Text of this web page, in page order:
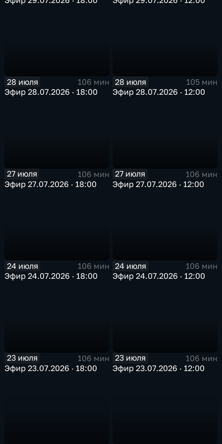
28 июля
106 мин
Эфир 28.07.2026 · 18:00
28 июля
105 мин
Эфир 28.07.2026 · 12:00
27 июля
106 мин
Эфир 27.07.2026 · 18:00
27 июля
106 мин
Эфир 27.07.2026 · 12:00
24 июля
106 мин
Эфир 24.07.2026 · 18:00
24 июля
106 мин
Эфир 24.07.2026 · 12:00
23 июля
106 мин
Эфир 23.07.2026 · 18:00
23 июля
106 мин
Эфир 23.07.2026 · 12:00